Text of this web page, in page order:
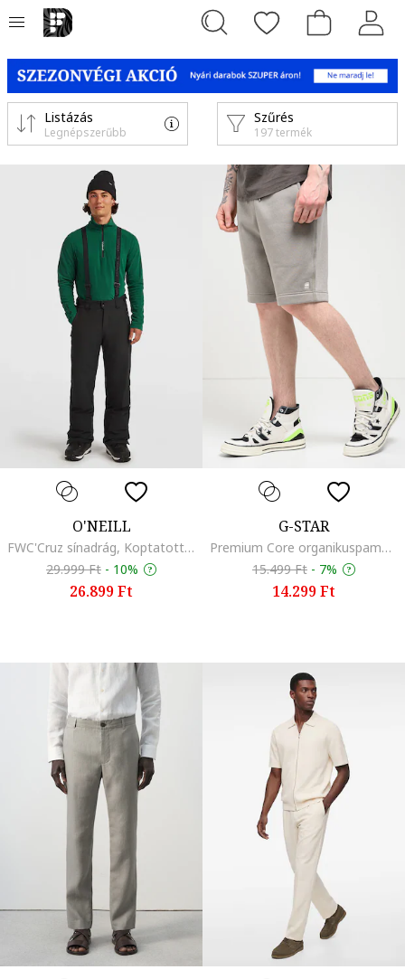
Szűrés
197 termék
Listázás
Legnépszerűbb
O'NEILL
FWC'Cruz sínadrág, Koptatott fekete
29.999 Ft - 10%
26.899 Ft
G-STAR
Premium Core organikuspamut tartalmú bermuda szabadidőnadrág, Világos tópbarna
15.499 Ft - 7%
14.299 Ft